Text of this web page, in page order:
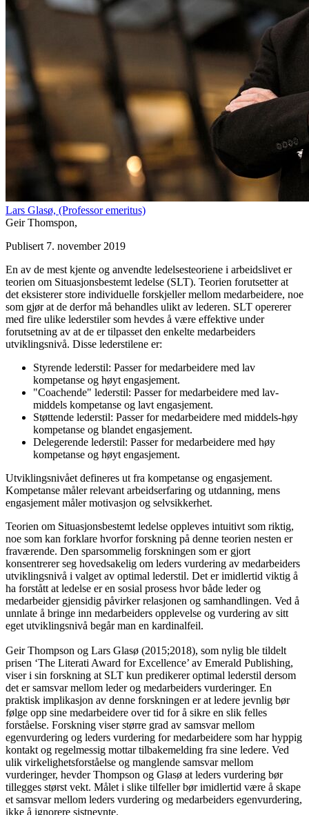
Lars Glasø, (Professor emeritus)
Geir Thomspon,
Publisert 7. november 2019
En av de mest kjente og anvendte ledelsesteoriene i arbeidslivet er
teorien om Situasjonsbestemt ledelse (SLT). Teorien forutsetter at
det eksisterer store individuelle forskjeller mellom medarbeidere, noe
som gjør at de derfor må behandles ulikt av lederen. SLT opererer
med fire ulike lederstiler som hevdes å være effektive under
forutsetning av at de er tilpasset den enkelte medarbeiders
utviklingsnivå. Disse lederstilene er:
Styrende lederstil: Passer for medarbeidere med lav
kompetanse og høyt engasjement.
"Coachende" lederstil: Passer for medarbeidere med lav-
middels kompetanse og lavt engasjement.
Støttende lederstil: Passer for medarbeidere med middels-høy
kompetanse og blandet engasjement.
Delegerende lederstil: Passer for medarbeidere med høy
kompetanse og høyt engasjement.
Utviklingsnivået defineres ut fra kompetanse og engasjement.
Kompetanse måler relevant arbeidserfaring og utdanning, mens
engasjement måler motivasjon og selvsikkerhet.
Teorien om Situasjonsbestemt ledelse oppleves intuitivt som riktig,
noe som kan forklare hvorfor forskning på denne teorien nesten er
fraværende. Den sparsommelig forskningen som er gjort
konsentrerer seg hovedsakelig om leders vurdering av medarbeiders
utviklingsnivå i valget av optimal lederstil. Det er imidlertid viktig å
ha forstått at ledelse er en sosial prosess hvor både leder og
medarbeider gjensidig påvirker relasjonen og samhandlingen. Ved å
unnlate å bringe inn medarbeiders opplevelse og vurdering av sitt
eget utviklingsnivå begår man en kardinalfeil.
Geir Thompson og Lars Glasø (2015;2018), som nylig ble tildelt
prisen ‘The Literati Award for Excellence’ av Emerald Publishing,
viser i sin forskning at SLT kun predikerer optimal lederstil dersom
det er samsvar mellom leder og medarbeiders vurderinger. En
praktisk implikasjon av denne forskningen er at ledere jevnlig bør
følge opp sine medarbeidere over tid for å sikre en slik felles
forståelse. Forskning viser større grad av samsvar mellom
egenvurdering og leders vurdering for medarbeidere som har hyppig
kontakt og regelmessig mottar tilbakemelding fra sine ledere. Ved
ulik virkelighetsforståelse og manglende samsvar mellom
vurderinger, hevder Thompson og Glasø at leders vurdering bør
tillegges størst vekt. Målet i slike tilfeller bør imidlertid være å skape
et samsvar mellom leders vurdering og medarbeiders egenvurdering,
ikke å ignorere sistnevnte.